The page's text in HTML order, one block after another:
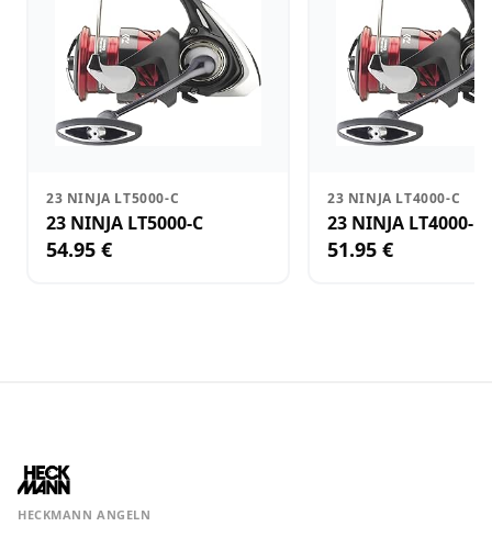
23 NINJA LT5000-C
23 NINJA LT5000-C
54.95 €
23 NINJA LT4000-C
23 NINJA LT4000-C
51.95 €
HECKMANN ANGELN